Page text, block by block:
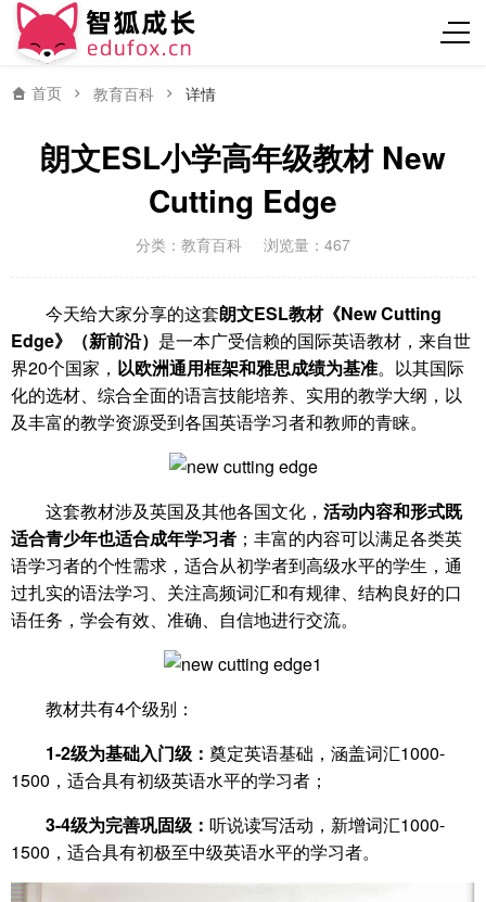
首页 教育百科 详情
朗文ESL小学高年级教材 New
Cutting Edge
分类： 教育百科 浏览量：467
今天给大家分享的这套朗文ESL教材《New Cutting
Edge》（新前沿） 是一本广受信赖的国际英语教材，来自世
界20个国家， 以欧洲通用框架和雅思成绩为基准。以其国际
化的选材、综合全面的语言技能培养、实用的教学大纲，以
及丰富的教学资源受到各国英语学习者和教师的青睐。
这套教材涉及英国及其他各国文化， 活动内容和形式既
适合青少年也适合成年学习者 ；丰富的内容可以满足各类英
语学习者的个性需求，适合从初学者到高级水平的学生，通
过扎实的语法学习、关注高频词汇和有规律、结构良好的口
语任务，学会有效、准确、自信地进行交流。
教材共有4个级别：
1-2级为基础入门级： 奠定英语基础，涵盖词汇1000-
1500，适合具有初级英语水平的学习者；
3-4级为完善巩固级： 听说读写活动，新增词汇1000-
1500，适合具有初极至中级英语水平的学习者。